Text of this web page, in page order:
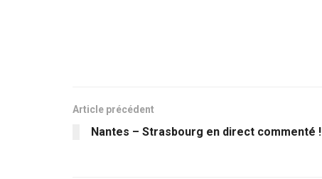
Article précédent
Nantes – Strasbourg en direct commenté !